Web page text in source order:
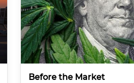
Before the Market